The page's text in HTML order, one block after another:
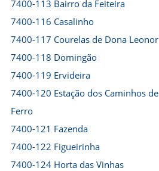
7400-113 Bairro da Feiteira
7400-116 Casalinho
7400-117 Courelas de Dona Leonor
7400-118 Domingão
7400-119 Ervideira
7400-120 Estação dos Caminhos de
Ferro
7400-121 Fazenda
7400-122 Figueirinha
7400-124 Horta das Vinhas